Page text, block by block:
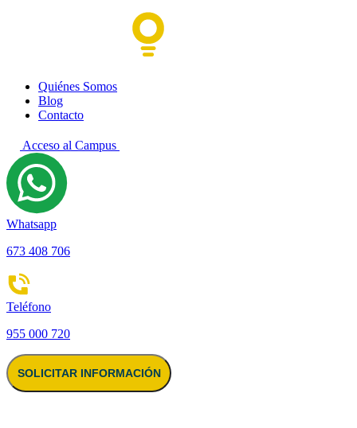
Quiénes Somos
Blog
Contacto
Acceso al Campus
Whatsapp
673 408 706
Teléfono
955 000 720
SOLICITAR INFORMACIÓN